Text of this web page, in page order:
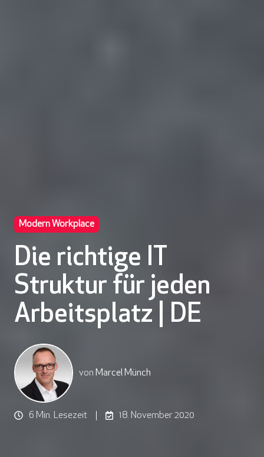
Modern Workplace
Die richtige IT
Struktur für jeden
Arbeitsplatz | DE
von Marcel Münch
6 Min. Lesezeit 18. November 2020